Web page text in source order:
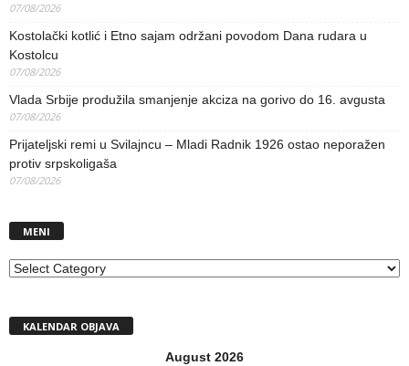
07/08/2026
Kostolački kotlić i Etno sajam održani povodom Dana rudara u
Kostolcu
07/08/2026
Vlada Srbije produžila smanjenje akciza na gorivo do 16. avgusta
07/08/2026
Prijateljski remi u Svilajncu – Mladi Radnik 1926 ostao neporažen
protiv srpskoligaša
07/08/2026
MENI
MENI
KALENDAR OBJAVA
August 2026